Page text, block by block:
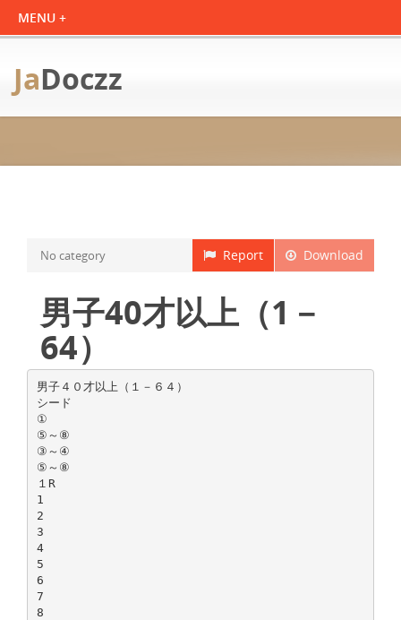
JaDoczz
Download
Report
No category
男子40才以上（1－
64）
男子４０才以上（１－６４）
シード
①
⑤～⑧
③～④
⑤～⑧
１R
1
2
3
4
5
6
7
8